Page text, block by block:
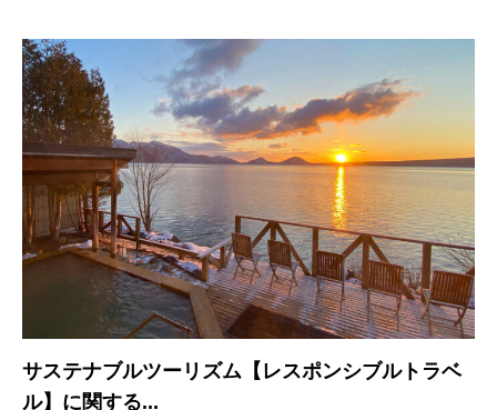
サステナブルツーリズム【レスポンシブルトラベ
ル】に関する...